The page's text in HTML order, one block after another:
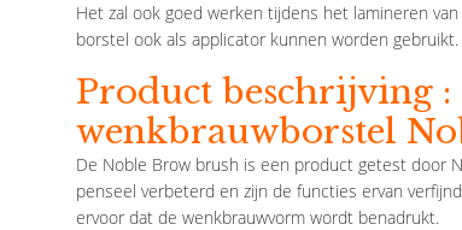
Het zal ook goed werken tijdens het lamineren
borstel ook als applicator kunnen worden gebruikt.
Product beschrijving :
wenkbrauwborstel
De Noble Brow brush is een product getest door
penseel verbeterd en zijn de functies ervan
ervoor dat de wenkbrauwvorm wordt benadrukt.
Contour Pasta Per Stuk
Noble
Mengglas Per